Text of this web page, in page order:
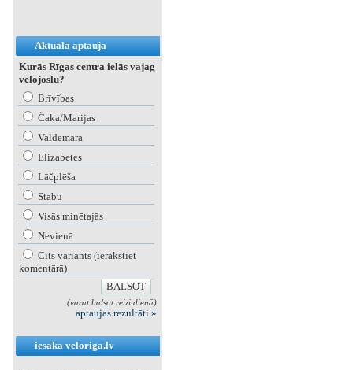
Aktuālā aptauja
Kurās Rīgas centra ielās vajag
velojoslu?
Brīvības
Čaka/Marijas
Valdemāra
Elizabetes
Lāčplēša
Stabu
Visās minētajās
Nevienā
Cits variants (ierakstiet
komentārā)
(varat balsot reizi dienā)
aptaujas rezultāti »
iesaka veloriga.lv